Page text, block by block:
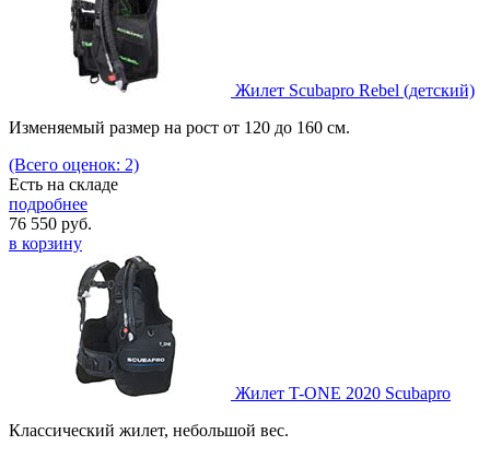
Жилет Scubapro Rebel (детский)
Изменяемый размер на рост от 120 до 160 см.
(Всего оценок: 2)
Есть на складе
подробнее
76 550 руб.
в корзину
Жилет T-ONE 2020 Scubapro
Классический жилет, небольшой вес.